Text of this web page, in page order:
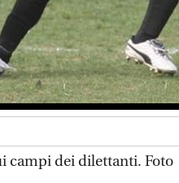
campi dei dilettanti. Foto